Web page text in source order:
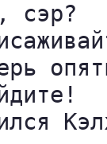
сэр?